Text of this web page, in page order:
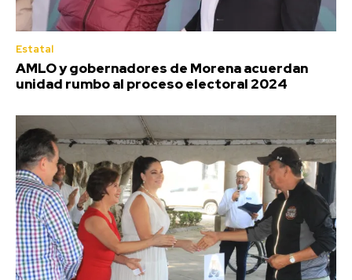
Estatal
AMLO y gobernadores de Morena acuerdan
unidad rumbo al proceso electoral 2024